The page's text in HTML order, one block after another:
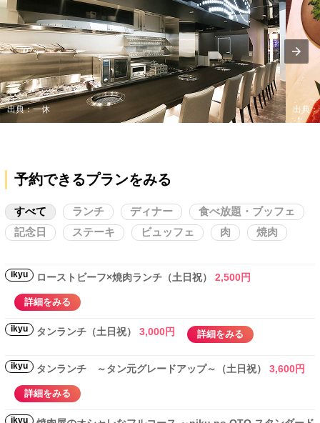
出典：一休 出典
予約できるプランをみる
すべて
ikyu ローストビーフ×焼肉ランチ（土日祝） 2,500円
詳細をみる
ikyu タンランチ（土日祝） 3,000円 詳細をみる
ikyu タンランチ ～タン元グレードアップ～（土日祝） 3,600円
詳細をみる
ikyu
ランチ ディナー
食べ放題・ブッフェ
記念日
ステーキ ビュッフェ 肉 焼肉